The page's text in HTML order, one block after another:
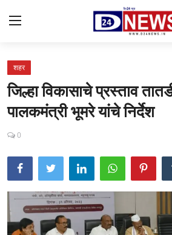
Gallery
Contact
राष्ट्रीय
महाराष्ट्र
शहर
ताजी बातमी
शहर
जिल्हा विकासाचे प्रस्ताव
पालकमंत्री भूमरे यांचे निर्देश
0